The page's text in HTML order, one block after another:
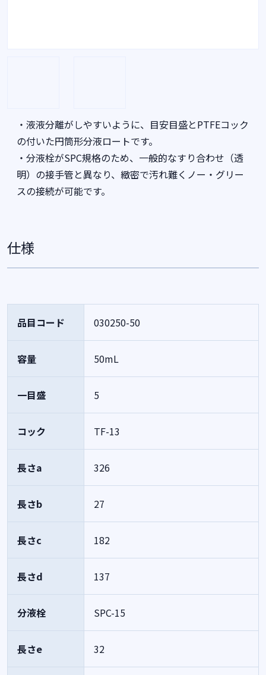
・液液分離がしやすいように、目安目盛とPTFEコック
の付いた円筒形分液ロートです。
・分液栓がSPC規格のため、一般的なすり合わせ（透
明）の接手管と異なり、緻密で汚れ難くノー・グリー
スの接続が可能です。
仕様
品目コード 030250-50
容量 50mL
一目盛 5
コック TF-13
長さa 326
長さb 27
長さc 182
長さd 137
分液栓 SPC-15
長さe 32